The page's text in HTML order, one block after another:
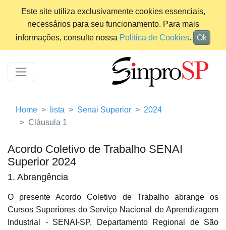
Este site utiliza exclusivamente cookies essenciais,
necessários para seu funcionamento. Para mais
informações, consulte nossa Política de Cookies. Ok
Home lista Senai Superior
2024
Cláusula 1
Acordo Coletivo de Trabalho SENAI
Superior 2024
1. Abrangência
O presente Acordo Coletivo de Trabalho abrange os
Cursos Superiores do Serviço Nacional de Aprendizagem
Industrial - SENAI-SP, Departamento Regional de São